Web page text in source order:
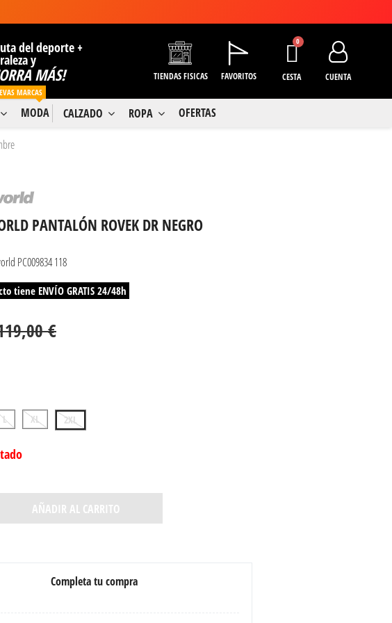
del deporte +
y
MÁS! TIENDAS FISICAS FAVORITOS CESTA CUENTA
MODA
MARCAS
CALZADO ROPA OFERTAS
PANTALÓN ROVEK DR NEGRO
PC009834 118
tiene ENVÍO GRATIS 24/48h
€
L XL 2XL
AÑADIR AL CARRITO
Completa tu compra